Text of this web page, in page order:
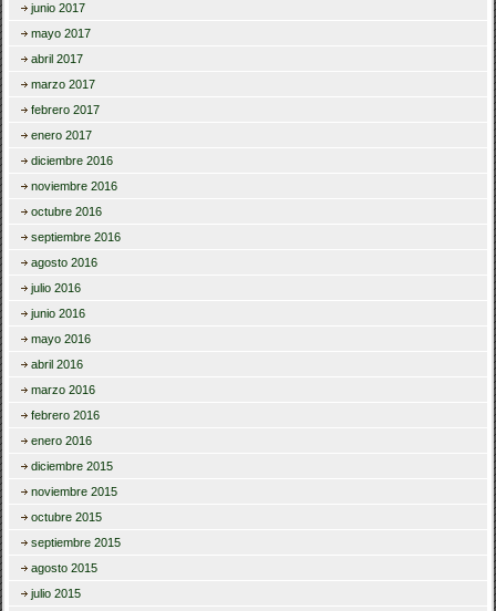
junio 2017
mayo 2017
abril 2017
marzo 2017
febrero 2017
enero 2017
diciembre 2016
noviembre 2016
octubre 2016
septiembre 2016
agosto 2016
julio 2016
junio 2016
mayo 2016
abril 2016
marzo 2016
febrero 2016
enero 2016
diciembre 2015
noviembre 2015
octubre 2015
septiembre 2015
agosto 2015
julio 2015